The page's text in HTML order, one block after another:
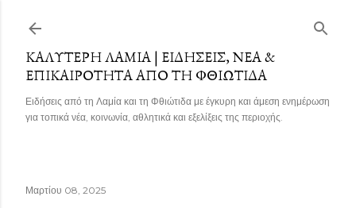
ΚΑΛΎΤΕΡΗ ΛΑΜΊΑ | ΕΙΔΉΣΕΙΣ, ΝΈΑ &
ΕΠΙΚΑΙΡΌΤΗΤΑ ΑΠΌ ΤΗ ΦΘΙΏΤΙΔΑ
Ειδήσεις από τη Λαμία και τη Φθιώτιδα με έγκυρη και άμεση ενημέρωση
για τοπικά νέα, κοινωνία, αθλητικά και εξελίξεις της περιοχής.
Μαρτίου 08, 2025